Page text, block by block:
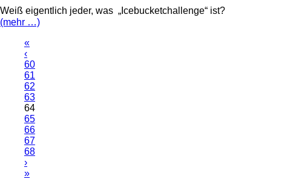
Weiß eigentlich jeder, was „Icebucketchallenge“ ist?
(mehr …)
«
‹
60
61
62
63
64
65
66
67
68
›
»